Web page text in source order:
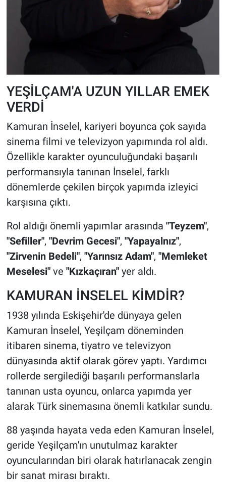
YEŞİLÇAM'A UZUN YILLAR EMEK
VERDİ
Kamuran İnselel, kariyeri boyunca çok sayıda
sinema filmi ve televizyon yapımında rol aldı.
Özellikle karakter oyunculuğundaki başarılı
performansıyla tanınan İnselel, farklı
dönemlerde çekilen birçok yapımda izleyici
karşısına çıktı.
Rol aldığı önemli yapımlar arasında "Teyzem",
"Sefiller", "Devrim Gecesi", "Yapayalnız",
"Zirvenin Bedeli", "Yarınsız Adam", "Memleket
Meselesi"ve "Kızkaçıran"yer aldı.
KAMURAN İNSELEL KİMDİR?
1938 yılında Eskişehir'de dünyaya gelen
Kamuran İnselel, Yeşilçam döneminden
itibaren sinema, tiyatro ve televizyon
dünyasında aktif olarak görev yaptı. Yardımcı
rollerde sergilediği başarılı performanslarla
tanınan usta oyuncu, onlarca yapımda yer
alarak Türk sinemasına önemli katkılar sundu.
88 yaşında hayata veda eden Kamuran İnselel,
geride Yeşilçam'ın unutulmaz karakter
oyuncularından biri olarak hatırlanacak zengin
bir sanat mirası bıraktı.